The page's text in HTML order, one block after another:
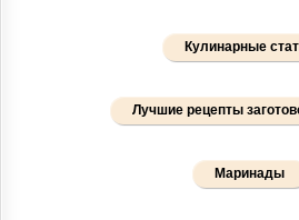
Кулинарные
Лучшие рецепты
Маринады